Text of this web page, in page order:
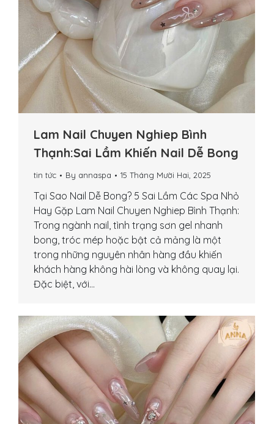
Lam Nail Chuyen Nghiep Bình
Thạnh:Sai Lầm Khiến Nail Dễ Bong
tin tức By annaspa 15 Tháng Mười Hai, 2025
Tại Sao Nail Dễ Bong? 5 Sai Lầm Các Spa Nhỏ
Hay Gặp Lam Nail Chuyen Nghiep Bình Thạnh:
Trong ngành nail, tình trạng sơn gel nhanh
bong, tróc mép hoặc bật cả mảng là một
trong những nguyên nhân hàng đầu khiến
khách hàng không hài lòng và không quay lại.
Đặc biệt, với…